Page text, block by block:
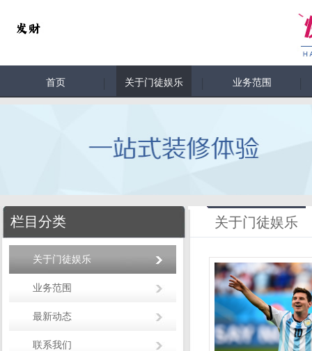
首页 关于门徒娱乐 业务范围
栏目分类
关于门徒娱乐
业务范围
最新动态
联系我们
关于门徒娱乐